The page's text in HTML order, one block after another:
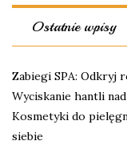
Ostatnie wpisy
Zabiegi SPA: Odkryj
Wyciskanie hantli
Kosmetyki do
siebie